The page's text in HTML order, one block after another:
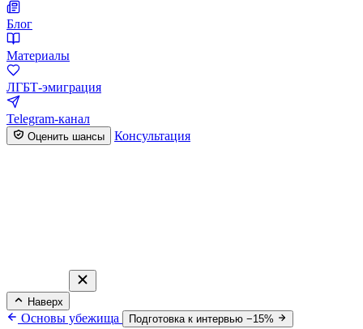
Блог
Материалы
ЛГБТ-эмиграция
Telegram-канал
Оценить шансы Консультация
Наверх
Основы убежища Подготовка к интервью −15%